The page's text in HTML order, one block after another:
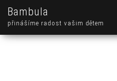
Bambula
přinášíme radost vašim dětem